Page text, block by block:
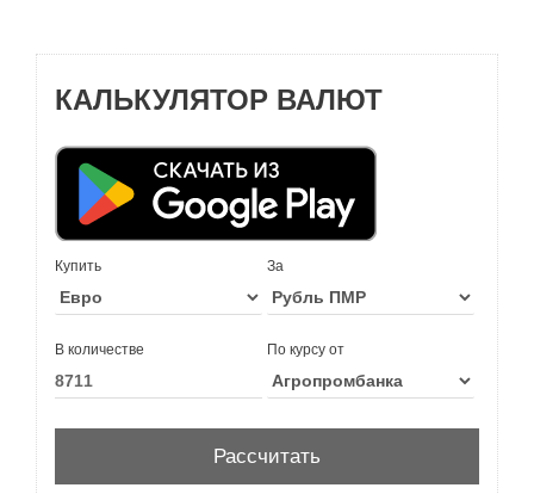
КАЛЬКУЛЯТОР ВАЛЮТ
Купить За
В количестве По курсу от